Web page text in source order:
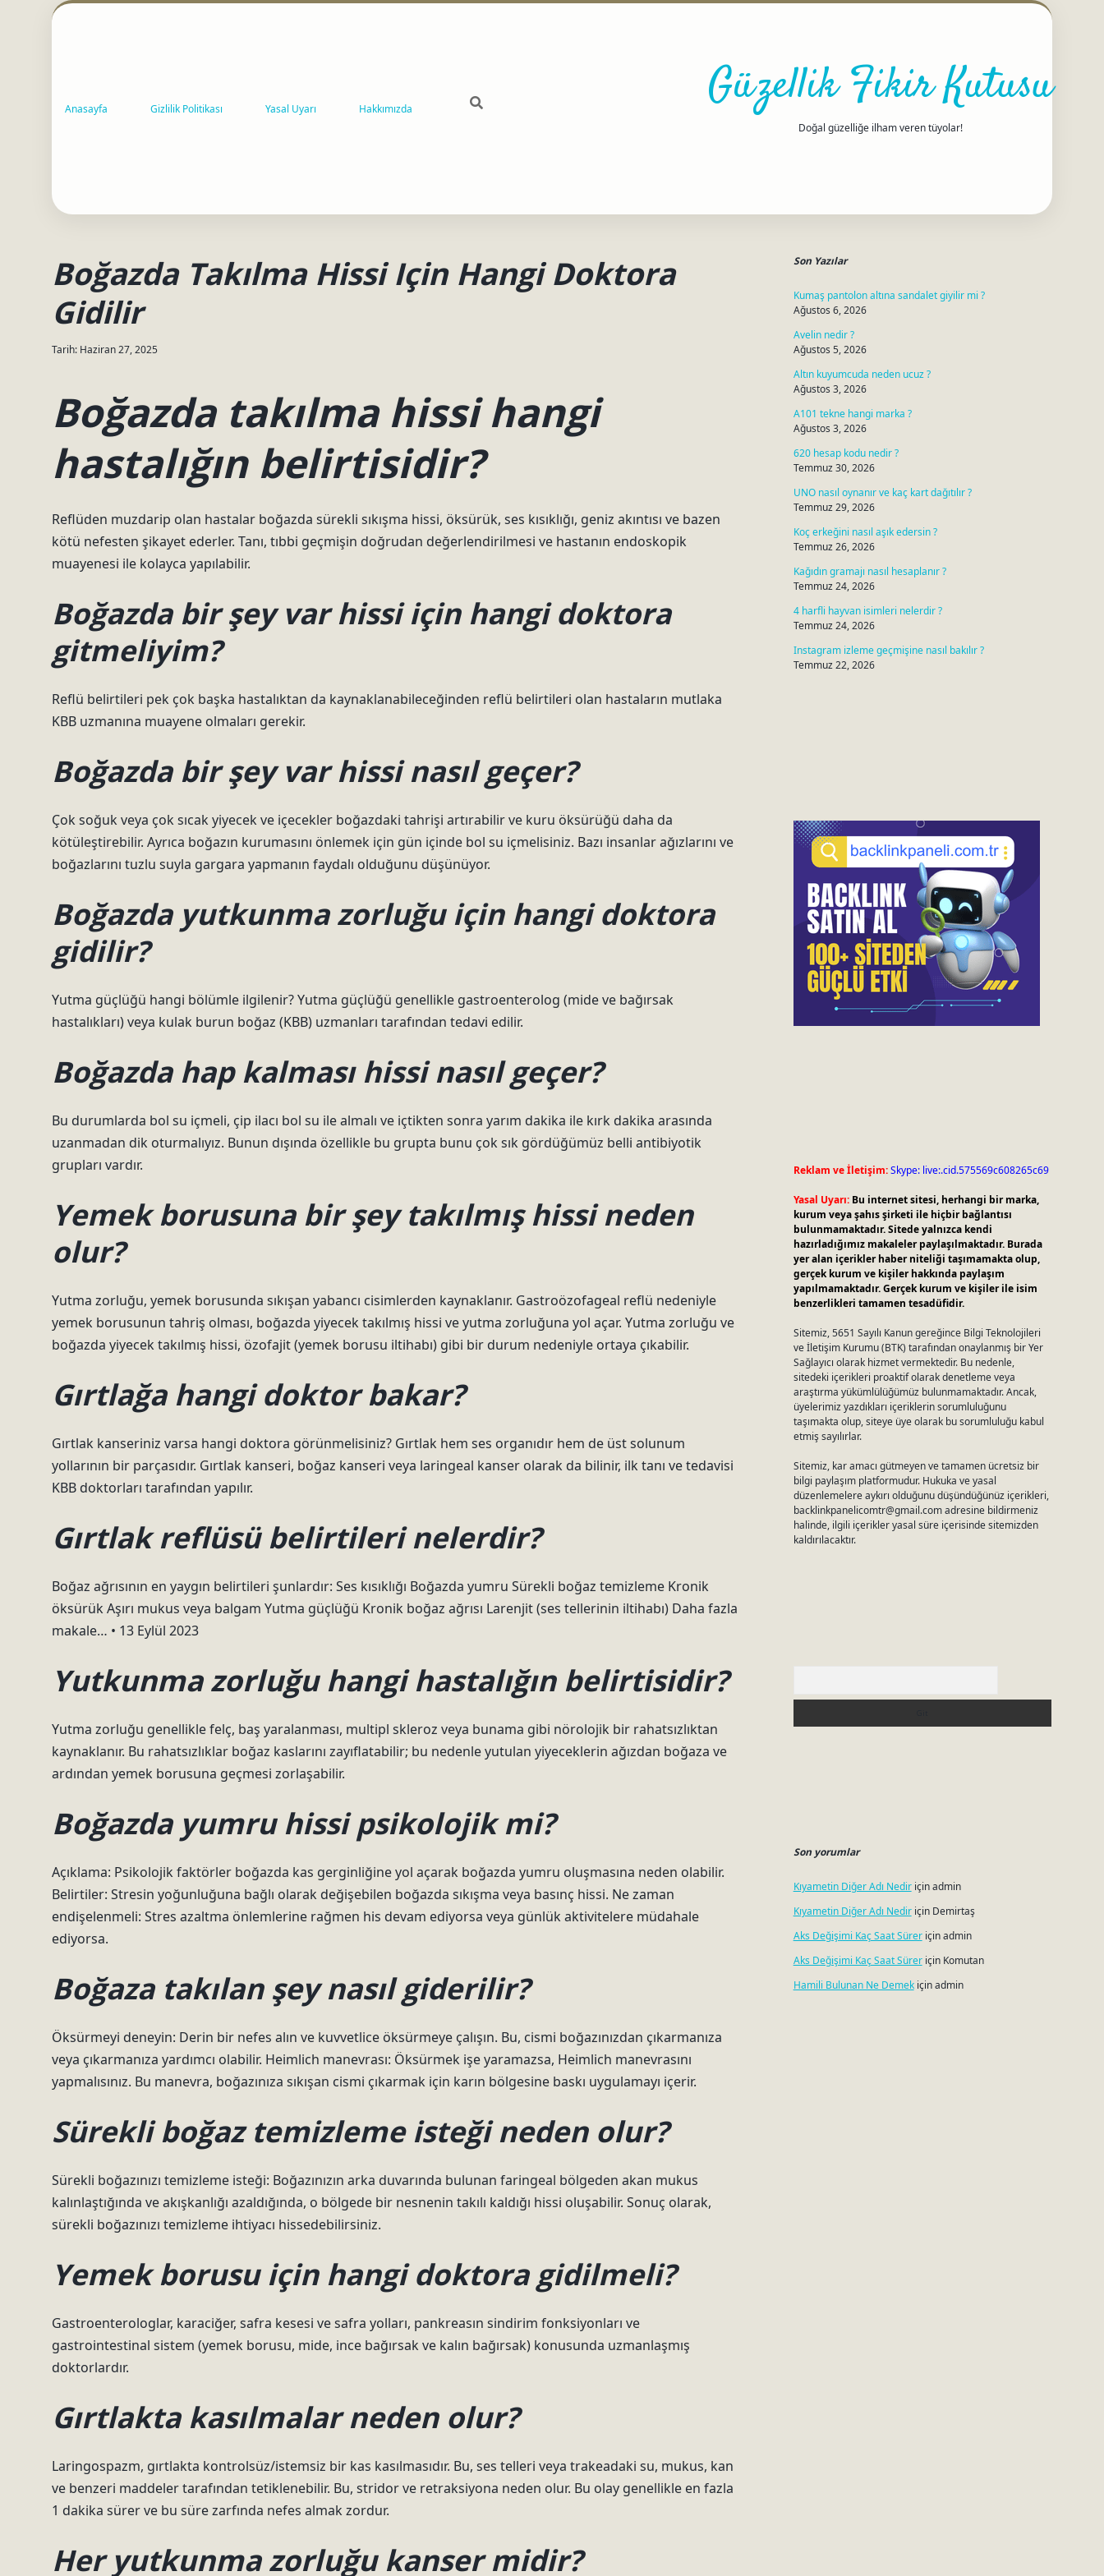
Anasayfa Gizlilik Politikası Yasal Uyarı Hakkımızda Güzellik Fikir Kutusu
Doğal güzelliğe ilham veren tüyolar!
Boğazda Takılma Hissi Için Hangi Doktora
Gidilir
Tarih: Haziran 27, 2025
Boğazda takılma hissi hangi
hastalığın belirtisidir?
Reflüden muzdarip olan hastalar boğazda sürekli sıkışma hissi, öksürük, ses kısıklığı, geniz akıntısı ve bazen
kötü nefesten şikayet ederler. Tanı, tıbbi geçmişin doğrudan değerlendirilmesi ve hastanın endoskopik
muayenesi ile kolayca yapılabilir.
Boğazda bir şey var hissi için hangi doktora
gitmeliyim?
Reflü belirtileri pek çok başka hastalıktan da kaynaklanabileceğinden reflü belirtileri olan hastaların mutlaka
KBB uzmanına muayene olmaları gerekir.
Boğazda bir şey var hissi nasıl geçer?
Çok soğuk veya çok sıcak yiyecek ve içecekler boğazdaki tahrişi artırabilir ve kuru öksürüğü daha da
kötüleştirebilir. Ayrıca boğazın kurumasını önlemek için gün içinde bol su içmelisiniz. Bazı insanlar ağızlarını ve
boğazlarını tuzlu suyla gargara yapmanın faydalı olduğunu düşünüyor.
Boğazda yutkunma zorluğu için hangi doktora
gidilir?
Yutma güçlüğü hangi bölümle ilgilenir? Yutma güçlüğü genellikle gastroenterolog (mide ve bağırsak
hastalıkları) veya kulak burun boğaz (KBB) uzmanları tarafından tedavi edilir.
Boğazda hap kalması hissi nasıl geçer?
Bu durumlarda bol su içmeli, çip ilacı bol su ile almalı ve içtikten sonra yarım dakika ile kırk dakika arasında
uzanmadan dik oturmalıyız. Bunun dışında özellikle bu grupta bunu çok sık gördüğümüz belli antibiyotik
grupları vardır.
Yemek borusuna bir şey takılmış hissi neden
olur?
Yutma zorluğu, yemek borusunda sıkışan yabancı cisimlerden kaynaklanır. Gastroözofageal reflü nedeniyle
yemek borusunun tahriş olması, boğazda yiyecek takılmış hissi ve yutma zorluğuna yol açar. Yutma zorluğu ve
boğazda yiyecek takılmış hissi, özofajit (yemek borusu iltihabı) gibi bir durum nedeniyle ortaya çıkabilir.
Gırtlağa hangi doktor bakar?
Gırtlak kanseriniz varsa hangi doktora görünmelisiniz? Gırtlak hem ses organıdır hem de üst solunum
yollarının bir parçasıdır. Gırtlak kanseri, boğaz kanseri veya laringeal kanser olarak da bilinir, ilk tanı ve tedavisi
KBB doktorları tarafından yapılır.
Gırtlak reflüsü belirtileri nelerdir?
Boğaz ağrısının en yaygın belirtileri şunlardır: Ses kısıklığı Boğazda yumru Sürekli boğaz temizleme Kronik
öksürük Aşırı mukus veya balgam Yutma güçlüğü Kronik boğaz ağrısı Larenjit (ses tellerinin iltihabı) Daha fazla
makale… • 13 Eylül 2023
Yutkunma zorluğu hangi hastalığın belirtisidir?
Yutma zorluğu genellikle felç, baş yaralanması, multipl skleroz veya bunama gibi nörolojik bir rahatsızlıktan
kaynaklanır. Bu rahatsızlıklar boğaz kaslarını zayıflatabilir; bu nedenle yutulan yiyeceklerin ağızdan boğaza ve
ardından yemek borusuna geçmesi zorlaşabilir.
Boğazda yumru hissi psikolojik mi?
Açıklama: Psikolojik faktörler boğazda kas gerginliğine yol açarak boğazda yumru oluşmasına neden olabilir.
Belirtiler: Stresin yoğunluğuna bağlı olarak değişebilen boğazda sıkışma veya basınç hissi. Ne zaman
endişelenmeli: Stres azaltma önlemlerine rağmen his devam ediyorsa veya günlük aktivitelere müdahale
ediyorsa.
Boğaza takılan şey nasıl giderilir?
Öksürmeyi deneyin: Derin bir nefes alın ve kuvvetlice öksürmeye çalışın. Bu, cismi boğazınızdan çıkarmanıza
veya çıkarmanıza yardımcı olabilir. Heimlich manevrası: Öksürmek işe yaramazsa, Heimlich manevrasını
yapmalısınız. Bu manevra, boğazınıza sıkışan cismi çıkarmak için karın bölgesine baskı uygulamayı içerir.
Sürekli boğaz temizleme isteği neden olur?
Sürekli boğazınızı temizleme isteği: Boğazınızın arka duvarında bulunan faringeal bölgeden akan mukus
kalınlaştığında ve akışkanlığı azaldığında, o bölgede bir nesnenin takılı kaldığı hissi oluşabilir. Sonuç olarak,
sürekli boğazınızı temizleme ihtiyacı hissedebilirsiniz.
Yemek borusu için hangi doktora gidilmeli?
Gastroenterologlar, karaciğer, safra kesesi ve safra yolları, pankreasın sindirim fonksiyonları ve
gastrointestinal sistem (yemek borusu, mide, ince bağırsak ve kalın bağırsak) konusunda uzmanlaşmış
doktorlardır.
Gırtlakta kasılmalar neden olur?
Laringospazm, gırtlakta kontrolsüz/istemsiz bir kas kasılmasıdır. Bu, ses telleri veya trakeadaki su, mukus, kan
ve benzeri maddeler tarafından tetiklenebilir. Bu, stridor ve retraksiyona neden olur. Bu olay genellikle en fazla
1 dakika sürer ve bu süre zarfında nefes almak zordur.
Her yutkunma zorluğu kanser midir?
Son Yazılar
Kumaş pantolon altına sandalet giyilir mi ?
Ağustos 6, 2026
Avelin nedir ?
Ağustos 5, 2026
Altın kuyumcuda neden ucuz ?
Ağustos 3, 2026
A101 tekne hangi marka ?
Ağustos 3, 2026
620 hesap kodu nedir ?
Temmuz 30, 2026
UNO nasıl oynanır ve kaç kart dağıtılır ?
Temmuz 29, 2026
Koç erkeğini nasıl aşık edersin ?
Temmuz 26, 2026
Kağıdın gramajı nasıl hesaplanır ?
Temmuz 24, 2026
4 harfli hayvan isimleri nelerdir ?
Temmuz 24, 2026
Instagram izleme geçmişine nasıl bakılır ?
Temmuz 22, 2026
Reklam ve İletişim:Skype: live:.cid.575569c608265c69
Yasal Uyarı: Bu internet sitesi, herhangi bir marka,
kurum veya şahıs şirketi ile hiçbir bağlantısı
bulunmamaktadır. Sitede yalnızca kendi
hazırladığımız makaleler paylaşılmaktadır. Burada
yer alan içerikler haber niteliği taşımamakta olup,
gerçek kurum ve kişiler hakkında paylaşım
yapılmamaktadır. Gerçek kurum ve kişiler ile isim
benzerlikleri tamamen tesadüfidir.
Sitemiz, 5651 Sayılı Kanun gereğince Bilgi Teknolojileri
ve İletişim Kurumu (BTK) tarafından onaylanmış bir Yer
Sağlayıcı olarak hizmet vermektedir. Bu nedenle,
sitedeki içerikleri proaktif olarak denetleme veya
araştırma yükümlülüğümüz bulunmamaktadır. Ancak,
üyelerimiz yazdıkları içeriklerin sorumluluğunu
taşımakta olup, siteye üye olarak bu sorumluluğu kabul
etmiş sayılırlar.
Sitemiz, kar amacı gütmeyen ve tamamen ücretsiz bir
bilgi paylaşım platformudur. Hukuka ve yasal
düzenlemelere aykırı olduğunu düşündüğünüz içerikleri,
backlinkpanelicomtr@gmail.comadresine bildirmeniz
halinde, ilgili içerikler yasal süre içerisinde sitemizden
kaldırılacaktır.
Son yorumlar
Kıyametin Diğer Adı Nediriçinadmin
Kıyametin Diğer Adı Nediriçin Demirtaş
Aks Değişimi Kaç Saat Süreriçinadmin
Aks Değişimi Kaç Saat Süreriçin Komutan
Hamili Bulunan Ne Demekiçinadmin